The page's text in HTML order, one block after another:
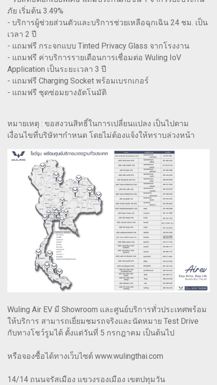
ภัย เริ่มต้น 3.49%
- บริการผู้ช่วยส่วนตัวและบริการช่วยเหลือฉุกเฉิน 24 ชม. เป็น
เวลา 2 ปี
- แถมฟรี กระจกแบบ Tinted Privacy Glass จากโรงงาน
- แถมฟรี ค่าบริการรายเดือนการเชื่อมต่อ Wuling IoV
Application เป็นระยะเวลา 3 ปี
- แถมฟรี Charging Socket พร้อมเบรกเกอร์
- แถมฟรี ชุดซ่อมยางอัตโนมัติ
หมายเหตุ : ขอสงวนสิทธิ์ในการเปลี่ยนแปลง เป็นไปตาม
เงื่อนไขที่บริษัทฯกำหนด โดยไม่ต้องแจ้งให้ทราบล่วงหน้า
Wuling Air EV มี Showroom และศูนย์บริการทั่วประเทศพร้อม
ให้บริการ สามารถเยี่ยมชมรถจริงและนัดหมาย Test Drive
กับทางโชว์รูมได้ ตั้งแต่วันที่ 5 กรกฎาคม เป็นต้นไป
หรือจองซื้อได้ทางเว็บไซต์ www.wulingthai.com
14/14 ถนนจรัสเมือง แขวงรองเมือง เขตปทุมวัน